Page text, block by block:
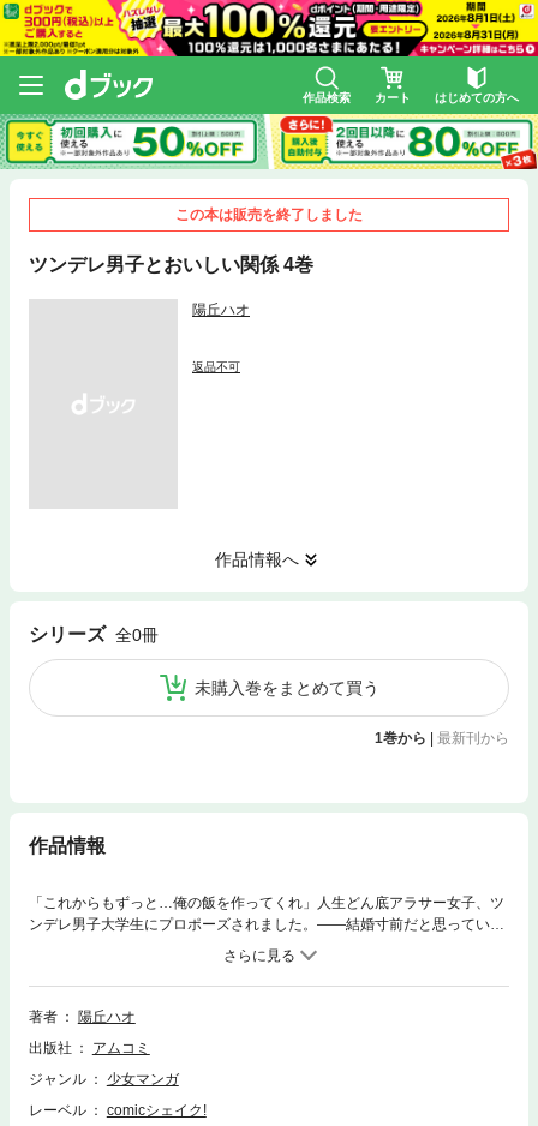
作品検索 カート はじめての方へ
この本は販売を終了しました
ツンデレ男子とおいしい関係 4巻
陽丘ハオ
返品不可
作品情報へ
シリーズ 全0冊
未購入巻をまとめて買う
1巻から 最新刊から
作品情報
「これからもずっと…俺の飯を作ってくれ」人生どん底アラサー女子、ツ
ンデレ男子大学生にプロポーズされました。――結婚寸前だと思っていた
彼氏に遊ばれていたことが発覚した元料理人・綾瀬美都(あやせ みと)32
歳。恋人も仕事も失い、途方に暮れていた美都は、突然現れたツンデレ男
子・六音(ろくね)に無理矢理謎の場所に連れて行かれ、手料理を作ること
に!年下男子に翻弄されるアラサー女子と不器用だけど一途なツンデレ男子
著者
陽丘ハオ
出版社
アムコミ
ジャンル
少女マンガ
レーベル
comicシェイク!